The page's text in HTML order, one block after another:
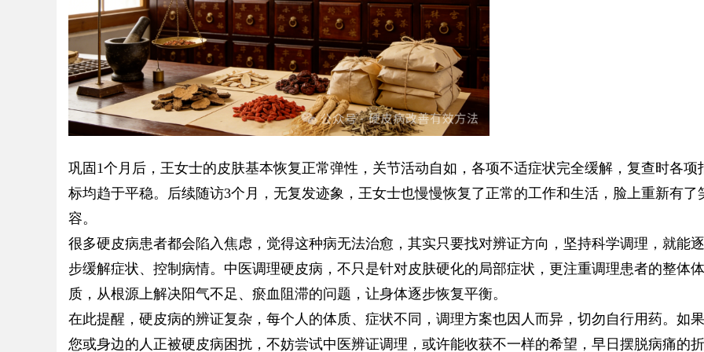
巩固1个月后，王女士的皮肤基本恢复正常弹性，关节活动自如，各项不适症状完全缓解，复查时各项
标均趋于平稳。后续随访3个月，无复发迹象，王女士也慢慢恢复了正常的工作和生活，脸上重新有了
容。
很多硬皮病患者都会陷入焦虑，觉得这种病无法治愈，其实只要找对辨证方向，坚持科学调理，就能逐
步缓解症状、控制病情。中医调理硬皮病，不只是针对皮肤硬化的局部症状，更注重调理患者的整体体
质，从根源上解决阳气不足、瘀血阻滞的问题，让身体逐步恢复平衡。
在此提醒，硬皮病的辨证复杂，每个人的体质、症状不同，调理方案也因人而异，切勿自行用药。如果
您或身边的人正被硬皮病困扰，不妨尝试中医辨证调理，或许能收获不一样的希望，早日摆脱病痛的折